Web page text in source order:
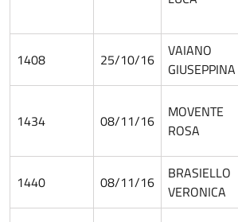
1408 25/10/16
VAIANO
GIUSEPPINA
1434 08/11/16
MOVENTE
ROSA
1440 08/11/16
BRASIELLO
VERONICA